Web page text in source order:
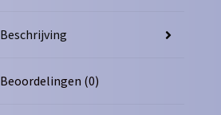
Beschrijving
Beoordelingen (0)